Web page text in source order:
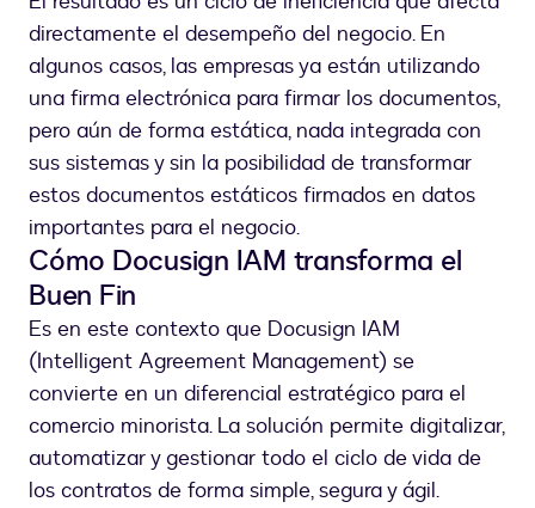
directamente el desempeño del negocio. En
algunos casos, las empresas ya están utilizando
una firma electrónica para firmar los documentos,
pero aún de forma estática, nada integrada con
sus sistemas y sin la posibilidad de transformar
estos documentos estáticos firmados en datos
importantes para el negocio.
Cómo Docusign IAM transforma el
Buen Fin
Es en este contexto que Docusign IAM
(Intelligent Agreement Management) se
convierte en un diferencial estratégico para el
comercio minorista. La solución permite digitalizar,
automatizar y gestionar todo el ciclo de vida de
los contratos de forma simple, segura y ágil.